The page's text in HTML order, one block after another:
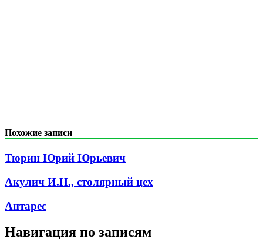
Похожие записи
Тюрин Юрий Юрьевич
Акулич И.Н., столярный цех
Антарес
Навигация по записям